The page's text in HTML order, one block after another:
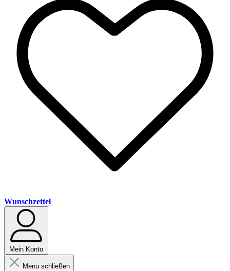
Wunschzettel
Mein Konto
Menü schließen